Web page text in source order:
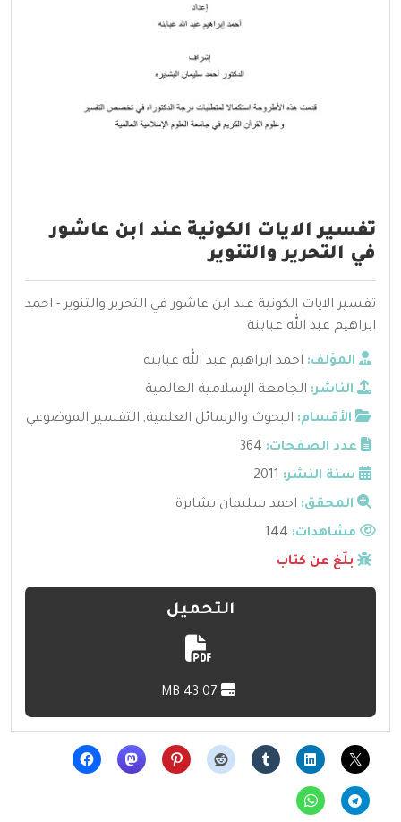
تفسير الايات الكونية عند ابن عاشور
في التحرير والتنوير
تفسير الايات الكونية عند ابن عاشور في التحرير والتنوير - احمد
ابراهيم عبد الله عبابنة
المؤلف: احمد ابراهيم عبد الله عبابنة
الناشر: الجامعة الإسلامية العالمية
الأقسام: البحوث والرسائل العلمية, التفسير الموضوعي
عدد الصفحات: 364
سنة النشر: 2011
المحقق: احمد سليمان بشايرة
مشاهدات:
بلّغ عن كتاب
التحميل